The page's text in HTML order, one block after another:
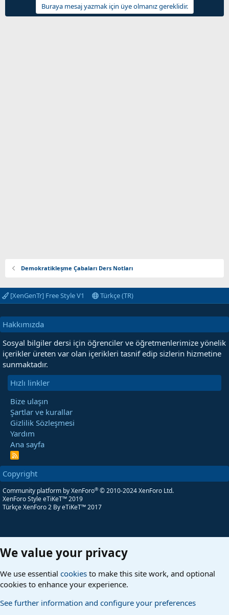
Buraya mesaj yazmak için üye olmanız gereklidir.
Demokratikleşme Çabaları Ders Notları
[XenGenTr] Free Style V1 Türkçe (TR)
Hakkımızda
Sosyal bilgiler dersi için öğrenciler ve öğretmenlerimize yönelik
içerikler üreten var olan içerikleri tasnif edip sizlerin hizmetine
sunmaktadır.
Hızlı linkler
Bize ulaşın
Şartlar ve kurallar
Gizlilik Sözleşmesi
Yardım
Ana sayfa
R
S
Copyright
Community platform by XenForo® © 2010-2024 XenForo Ltd.
XenForo Style eTiKeT™ 2019
Türkçe XenForo 2 By eTiKeT™ 2017
We value your privacy
We use essential cookies to make this site work, and optional
cookies to enhance your experience.
See further information and configure your preferences